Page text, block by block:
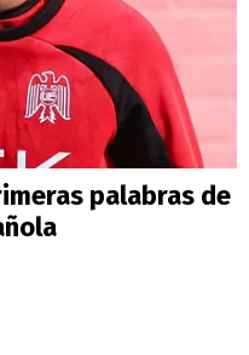
palabras de